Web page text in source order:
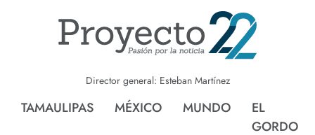
Director general: Esteban Martínez
TAMAULIPAS MÉXICO MUNDO
EL
GORDO